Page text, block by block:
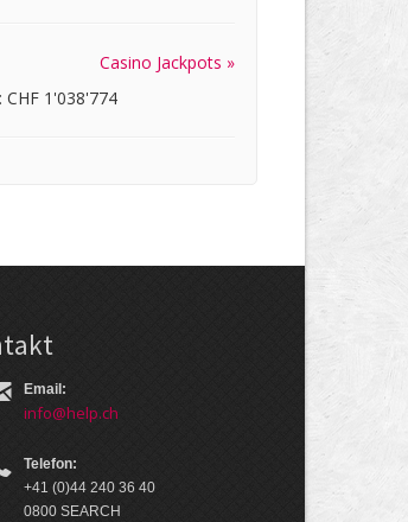
Casino Jackpots »
CHF 1'038'774
Email:
info@help.ch
Telefon:
+41 (0)44 240 36 40
0800 SEARCH